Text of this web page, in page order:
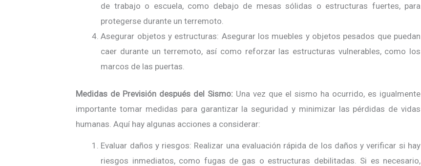
de trabajo o escuela, como debajo de mesas sólidas o estructuras fuertes, para
protegerse durante un terremoto.
Asegurar objetos y estructuras: Asegurar los muebles y objetos pesados que puedan
caer durante un terremoto, así como reforzar las estructuras vulnerables, como los
marcos de las puertas.
Medidas de Previsión después del Sismo: Una vez que el sismo ha ocurrido, es igualmente
importante tomar medidas para garantizar la seguridad y minimizar las pérdidas de vidas
humanas. Aquí hay algunas acciones a considerar:
Evaluar daños y riesgos: Realizar una evaluación rápida de los daños y verificar si hay
riesgos inmediatos, como fugas de gas o estructuras debilitadas. Si es necesario,